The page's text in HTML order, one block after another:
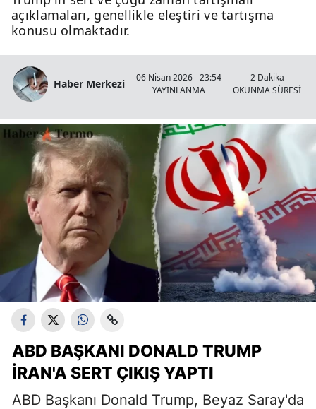
açıklamaları, genellikle eleştiri ve tartışma
konusu olmaktadır.
Haber Merkezi
06 Nisan 2026 - 23:54
YAYINLANMA
2 Dakika
OKUNMA SÜRESİ
ABD BAŞKANI DONALD TRUMP
İRAN'A SERT ÇIKIŞ YAPTI
ABD Başkanı Donald Trump, Beyaz Saray'da